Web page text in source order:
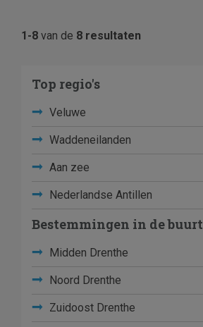
1-8 van de 8 resultaten
Top regio's
Veluwe
Waddeneilanden
Aan zee
Nederlandse Antillen
Bestemmingen in de buurt
Midden Drenthe
Noord Drenthe
Zuidoost Drenthe